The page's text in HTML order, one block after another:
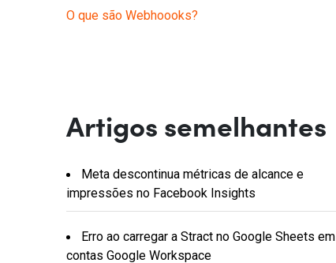
O que são Webhoooks?
Artigos semelhantes
Meta descontinua métricas de alcance e
impressões no Facebook Insights
Erro ao carregar a Stract no Google Sheets em
contas Google Workspace